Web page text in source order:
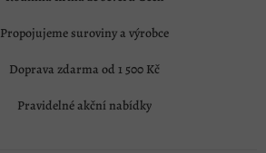
Propojujeme suroviny a výrobce
Doprava zdarma od 1 500 Kč
Pravidelné akční nabídky